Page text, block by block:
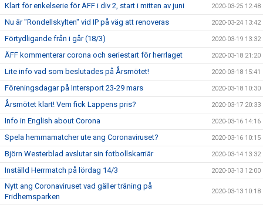
Klart för enkelserie för ÄFF i div 2, start i mitten av juni 2020-03-25 12:48
Nu är "Rondellskylten" vid IP på väg att renoveras 2020-03-24 13:42
Förtydligande från i går (18/3) 2020-03-19 13:32
ÄFF kommenterar corona och seriestart för herrlaget 2020-03-18 21:20
Lite info vad som beslutades på Årsmötet! 2020-03-18 15:41
Föreningsdagar på Intersport 23-29 mars 2020-03-18 10:30
Årsmötet klart! Vem fick Lappens pris? 2020-03-17 20:33
Info in English about Corona 2020-03-16 14:16
Spela hemmamatcher ute ang Coronaviruset? 2020-03-16 10:15
Björn Westerblad avslutar sin fotbollskarriär 2020-03-14 13:32
Inställd Herrmatch på lördag 14/3 2020-03-13 12:00
Nytt ang Coronaviruset vad gäller träning på
Fridhemsparken
2020-03-13 10:18